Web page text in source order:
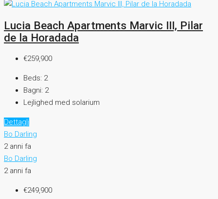
Lucia Beach Apartments Marvic III, Pilar
de la Horadada
€259,900
Beds: 2
Bagni: 2
Lejlighed med solarium
Dettagli
Bo Darling
2 anni fa
Bo Darling
2 anni fa
€249,900